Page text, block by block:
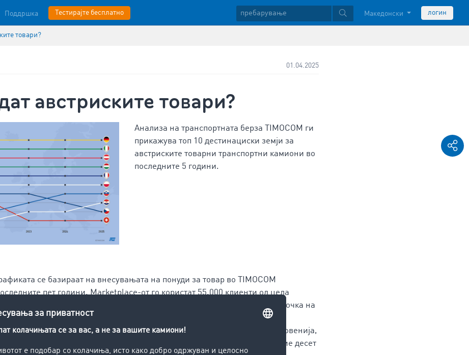
Поддршка Тестирајте бесплатно Македонски логин
товари?
01.04.2025
австриските товари?
Анализа на транспортната берза TIMOCOM ги
прикажува топ 10 дестинациски земји за
австриските товарни транспортни камиони во
последните 5 години.
се базираат на внесувањата на понуди за товар во TIMOCOM
пет години. Marketplace-от го користат 55.000 клиенти од цела
објавуваат до 1 милион понуди за товар и товарен простор. Почетна точка на
податоци се исклучиво товари од Австрија. Според тоа, топ 10 земји
се Германија, Италија, Австрија, Унгарија, Франција, Полска, Словенија,
Швајцарија. Графиката покажува како се променило значењето на овие десет